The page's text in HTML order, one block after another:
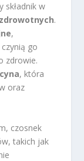
składnik w
.
,
czynią go
zdrowie.
, która
oraz
czosnek
takich jak